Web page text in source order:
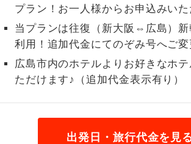
プラン！お一人様からお申込みいた
当プランは往復（新大阪⇔広島）
利用！追加代金にてのぞみ号へご変
広島市内のホテルよりお好きなホ
ただけます♪（追加代金表示有り）
出発日・旅行代金を見
1名様から出発可能な
す。
2名様催行
す。
加限定
1名様1室同代
1名様1室利用でも追加